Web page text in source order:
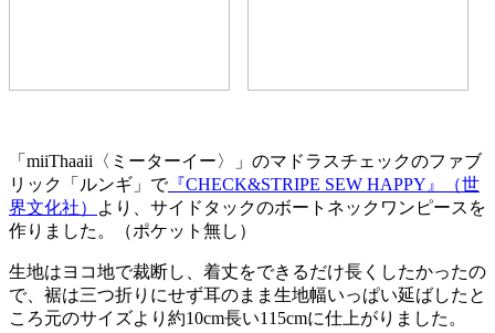
「miiThaaii〈ミーターイー〉」のマドラスチェックのファブ
リック「ルンギ」で『CHECK&STRIPE SEW HAPPY』（世
界文化社）
より、サイドタックのボートネックワンピースを
作りました。（ポケット無し）
生地はヨコ地で裁断し、着丈をできるだけ長くしたかったの
で、裾は三つ折りにせず耳のまま生地幅いっぱい延ばしたと
ころ元のサイズより約10cm長い115cmに仕上がりました。